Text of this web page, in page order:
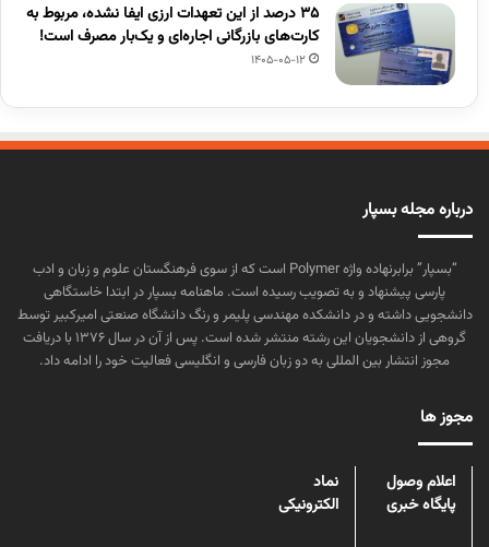
۳۵ درصد از این تعهدات ارزی ایفا نشده، مربوط به
کارت‌های بازرگانی اجاره‌ای و یک‌بار مصرف است!
1405-05-12
درباره مجله بسپار
“بسپار” برابرنهاده واژه Polymer است که از سوی فرهنگستان علوم و زبان و ادب
پارسی پیشنهاد و به تصویب رسیده است. ماهنامه بسپار در ابتدا خاستگاهی
دانشجویی داشته و در دانشکده مهندسی پلیمر و رنگ دانشگاه صنعتی امیرکبیر توسط
گروهی از دانشجویان این رشته منتشر شده است. پس از آن در سال ۱۳۷۶ با دریافت
مجوز انتشار بین المللی به دو زبان فارسی و انگلیسی فعالیت خود را ادامه داد.
مجوز ها
اعلام وصول
پایگاه خبری
نماد
الکترونیکی